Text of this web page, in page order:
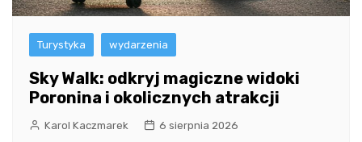
Turystyka wydarzenia
Sky Walk: odkryj magiczne widoki
Poronina i okolicznych atrakcji
Karol Kaczmarek 6 sierpnia 2026